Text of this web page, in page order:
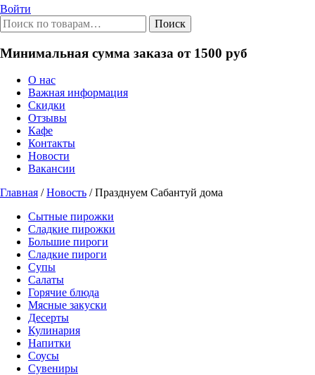
Войти
Поиск
Минимальная сумма заказа от 1500 руб
О нас
Важная информация
Скидки
Отзывы
Кафе
Контакты
Новости
Вакансии
Главная /Новость / Празднуем Сабантуй дома
Сытные пирожки
Сладкие пирожки
Большие пироги
Сладкие пироги
Супы
Салаты
Горячие блюда
Мясные закуски
Десерты
Кулинария
Напитки
Соусы
Сувениры